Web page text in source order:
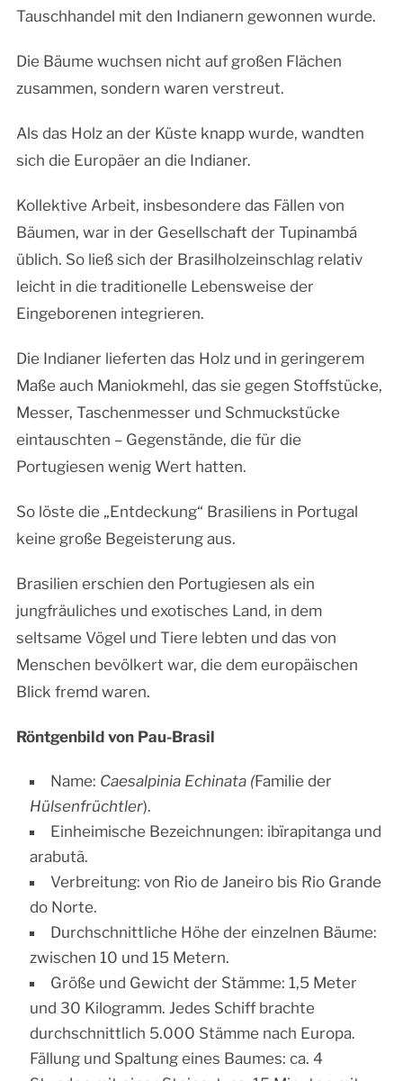
Tauschhandel mit den Indianern gewonnen wurde.
Die Bäume wuchsen nicht auf großen Flächen
zusammen, sondern waren verstreut.
Als das Holz an der Küste knapp wurde, wandten
sich die Europäer an die Indianer.
Kollektive Arbeit, insbesondere das Fällen von
Bäumen, war in der Gesellschaft der Tupinambá
üblich. So ließ sich der Brasilholzeinschlag relativ
leicht in die traditionelle Lebensweise der
Eingeborenen integrieren.
Die Indianer lieferten das Holz und in geringerem
Maße auch Maniokmehl, das sie gegen Stoffstücke,
Messer, Taschenmesser und Schmuckstücke
eintauschten – Gegenstände, die für die
Portugiesen wenig Wert hatten.
So löste die „Entdeckung“ Brasiliens in Portugal
keine große Begeisterung aus.
Brasilien erschien den Portugiesen als ein
jungfräuliches und exotisches Land, in dem
seltsame Vögel und Tiere lebten und das von
Menschen bevölkert war, die dem europäischen
Blick fremd waren.
Röntgenbild von Pau-Brasil
Name: Caesalpinia Echinata (Familie der
Hülsenfrüchtler).
Einheimische Bezeichnungen: ibïrapitanga und
arabutã.
Verbreitung: von Rio de Janeiro bis Rio Grande
do Norte.
Durchschnittliche Höhe der einzelnen Bäume:
zwischen 10 und 15 Metern.
Größe und Gewicht der Stämme: 1,5 Meter
und 30 Kilogramm. Jedes Schiff brachte
durchschnittlich 5.000 Stämme nach Europa.
Fällung und Spaltung eines Baumes: ca. 4